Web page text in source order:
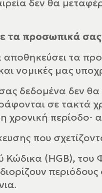
δεν θα
τα προσωπικά
αποθηκεύσει τα
νομικές μας
δεδομένα δεν θα
σε τακτά
χρονική περίοδο-
που
Κώδικα (HGB),